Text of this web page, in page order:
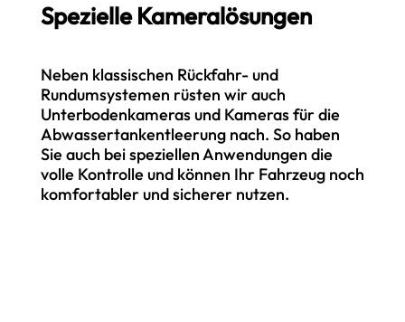
Spezielle Kameralösungen
Neben klassischen Rückfahr- und
Rundumsystemen rüsten wir auch
Unterbodenkameras und Kameras für die
Abwassertankentleerung nach. So haben
Sie auch bei speziellen Anwendungen die
volle Kontrolle und können Ihr Fahrzeug noch
komfortabler und sicherer nutzen.